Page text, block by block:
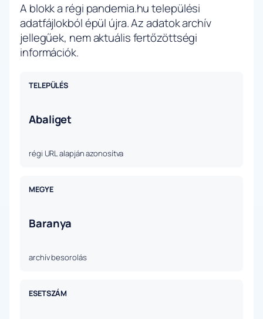
A blokk a régi pandemia.hu települési
adatfájlokból épül újra. Az adatok archív
jellegűek, nem aktuális fertőzöttségi
információk.
TELEPÜLÉS
Abaliget
régi URL alapján azonosítva
MEGYE
Baranya
archív besorolás
ESETSZÁM